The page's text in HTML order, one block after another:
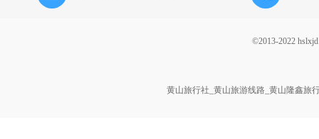
©2013-2022
黄山旅行社_黄山旅游线路_黄山隆鑫旅